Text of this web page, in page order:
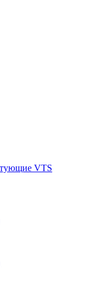
VTS